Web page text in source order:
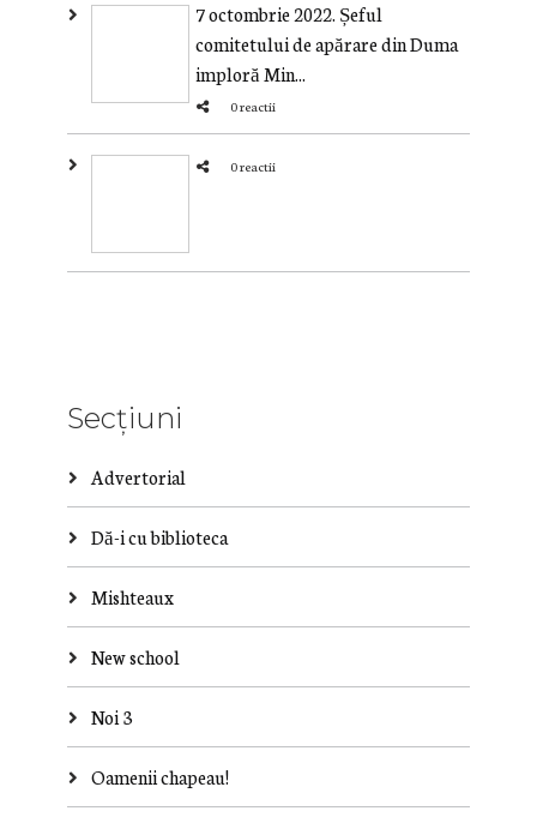
7 octombrie 2022. Șeful
comitetului de apărare din Duma
imploră Min...
0 reactii
0 reactii
Secțiuni
Advertorial
Dă-i cu biblioteca
Mishteaux
New school
Noi 3
Oamenii chapeau!